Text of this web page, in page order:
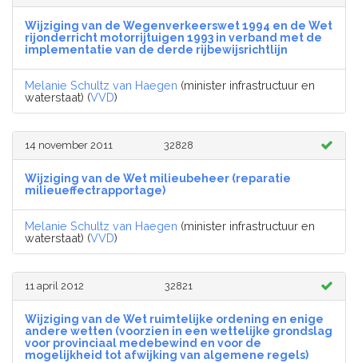
Wijziging van de Wegenverkeerswet 1994 en de Wet
rijonderricht motorrijtuigen 1993 in verband met de
implementatie van de derde rijbewijsrichtlijn
Melanie Schultz van Haegen (minister infrastructuur en
waterstaat) (VVD)
14 november 2011 32828
Wijziging van de Wet milieubeheer (reparatie
milieueffectrapportage)
Melanie Schultz van Haegen (minister infrastructuur en
waterstaat) (VVD)
11 april 2012 32821
Wijziging van de Wet ruimtelijke ordening en enige
andere wetten (voorzien in een wettelijke grondslag
voor provinciaal medebewind en voor de
mogelijkheid tot afwijking van algemene regels)